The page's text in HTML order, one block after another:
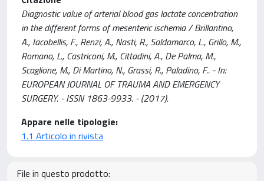
Diagnostic value of arterial blood gas lactate concentration
in the different forms of mesenteric ischemia / Brillantino,
A., Iacobellis, F., Renzi, A., Nasti, R., Saldamarco, L., Grillo, M.,
Romano, L., Castriconi, M., Cittadini, A., De Palma, M.,
Scaglione, M., Di Martino, N., Grassi, R., Paladino, F.. - In:
EUROPEAN JOURNAL OF TRAUMA AND EMERGENCY
SURGERY. - ISSN 1863-9933. - (2017).
Appare nelle tipologie:
1.1 Articolo in rivista
File in questo prodotto: